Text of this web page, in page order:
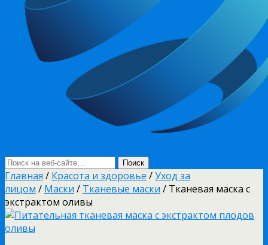
Главная / Красота и здоровье /Уход за
лицом / Маски / Тканевые маски / Тканевая маска с
экстрактом оливы